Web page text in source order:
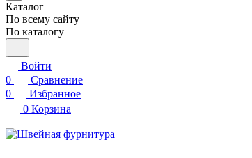
Каталог
По всему сайту
По каталогу
Войти
0
Сравнение
0
Избранное
0 Корзина